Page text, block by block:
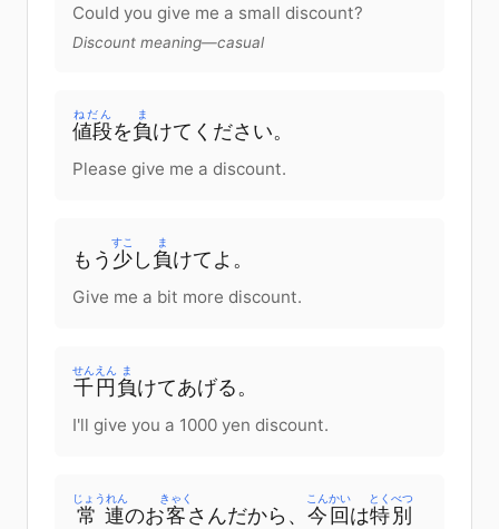
Could you give me a small discount?
Discount meaning—casual
値段
ねだん
を負
ま
けて ください。
Please give me a discount.
もう 少
すこ
し 負
ま
けて よ 。
Give me a bit more discount.
千円
せんえん
負
ま
けてあげる 。
I'll give you a 1000 yen discount.
常連
じょうれん
のお客
きゃく
さんだから 、 今回
こんかい
は特別
とくべつ